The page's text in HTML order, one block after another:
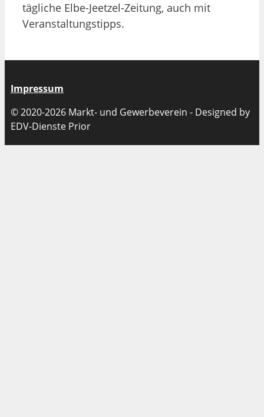
tägliche Elbe-Jeetzel-Zeitung, auch mit
Veranstaltungstipps.
Impressum
© 2020-2026 Markt- und Gewerbeverein - Designed by
EDV-Dienste Prior